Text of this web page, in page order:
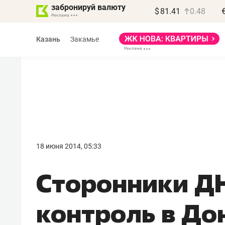
забронируй валюту $ 81.41 0.48
Казань Закамье
18 июня 2014, 05:33
Сторонники
контроль в
правил, бизнес может
потерять минимум